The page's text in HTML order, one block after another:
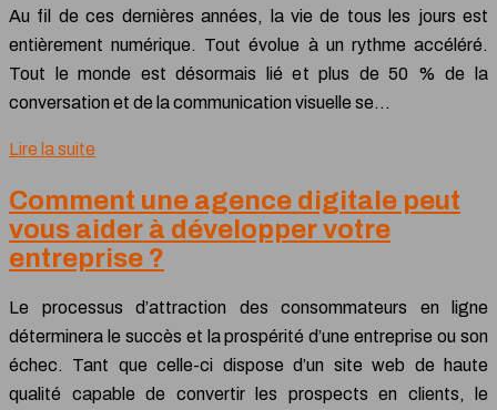
Au fil de ces dernières années, la vie de tous les jours est
entièrement numérique. Tout évolue à un rythme accéléré.
Tout le monde est désormais lié et plus de 50 % de la
conversation et de la communication visuelle se…
Lire la suite
Comment une agence digitale peut
vous aider à développer votre
entreprise ?
Le processus d’attraction des consommateurs en ligne
déterminera le succès et la prospérité d’une entreprise ou son
échec. Tant que celle-ci dispose d’un site web de haute
qualité capable de convertir les prospects en clients, le